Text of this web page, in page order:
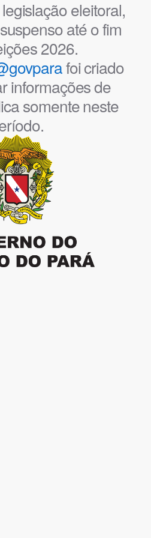
eleitoral,
até o fim
2026.
foi criado
informações de
somente neste